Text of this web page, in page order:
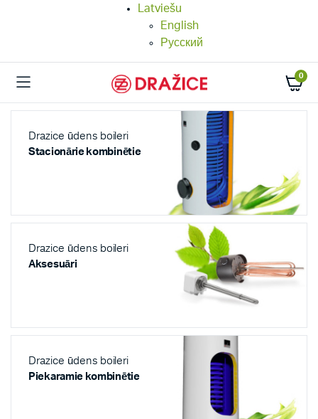
Latviešu
English
Русский
0
Drazice ūdens boileri
Stacionārie kombinētie
Drazice ūdens boileri
Aksesuāri
Drazice ūdens boileri
Piekaramie kombinētie